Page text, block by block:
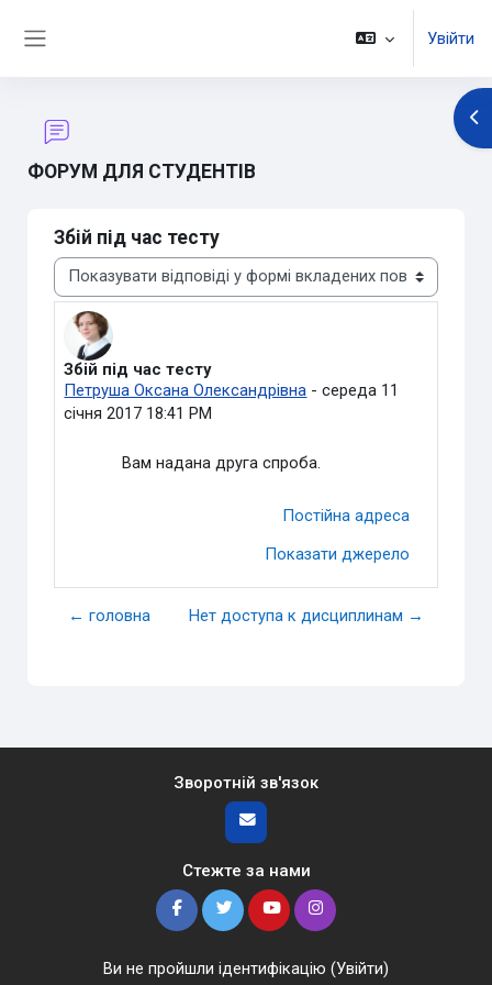
Увійти
ФОРУМ ДЛЯ СТУДЕНТІВ
Збій під час тесту
Тип показу
Збій під час тесту
Петруша Оксана Олександрівна -середа 11
січня 2017 18:41 PM
Кількість відповідей: 0
Вам надана друга спроба.
Постійна адреса
Показати джерело
← головна Нет доступа к дисциплинам →
Зворотній зв'язок
Стежте за нами
Ви не пройшли ідентифікацію (Увійти)